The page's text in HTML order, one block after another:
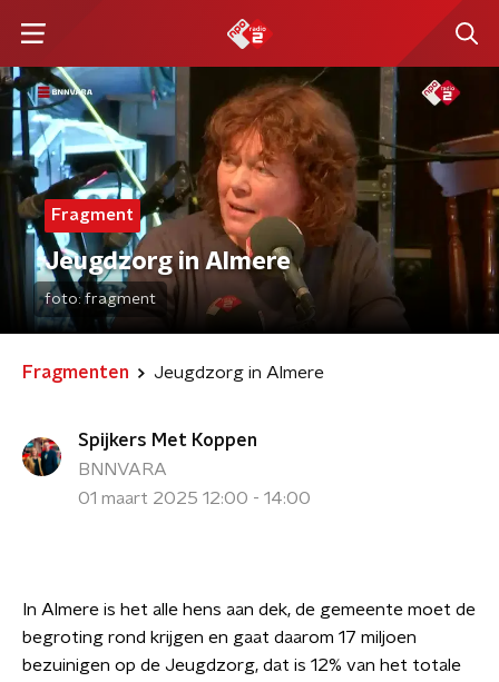
Fragment
Jeugdzorg in Almere
foto:fragment
Fragmenten Jeugdzorg in Almere
Spijkers Met Koppen
BNNVARA
01 maart 2025 12:00 - 14:00
In Almere is het alle hens aan dek, de gemeente moet de
begroting rond krijgen en gaat daarom 17 miljoen
bezuinigen op de Jeugdzorg, dat is 12% van het totale